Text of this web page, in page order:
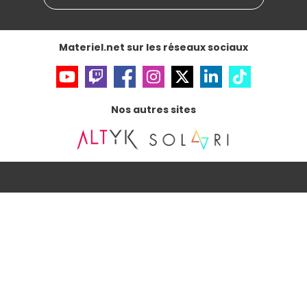
Materiel.net sur les réseaux sociaux
Nos autres sites